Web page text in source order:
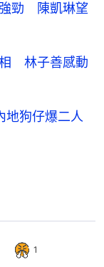
強勁 陳凱琳望
相 林子善感動
狗仔爆二人
1